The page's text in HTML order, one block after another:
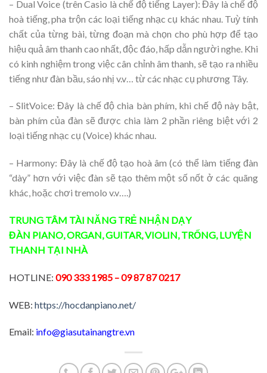
– Dual Voice (trên Casio là chế độ tiếng Layer): Đây là chế độ
hoà tiếng, pha trộn các loại tiếng nhạc cụ khác nhau. Tuỳ tính
chất của từng bài, từng đoạn mà chọn cho phù hợp để tạo
hiệu quả âm thanh cao nhất, độc đáo, hấp dẫn người nghe. Khi
có kinh nghiệm trong việc cân chỉnh âm thanh, sẽ tạo ra nhiều
tiếng như đàn bầu, sáo nhị v.v… từ các nhạc cụ phương Tây.
– SlitVoice: Đây là chế độ chia bàn phím, khi chế độ này bật,
bàn phím của đàn sẽ được chia làm 2 phần riêng biệt với 2
loại tiếng nhạc cụ (Voice) khác nhau.
– Harmony: Đây là chế độ tạo hoà âm (có thể làm tiếng đàn
“dày” hơn với việc đàn sẽ tạo thêm một số nốt ở các quãng
khác, hoặc chơi tremolo v.v….)
TRUNG TÂM TÀI NĂNG TRẺ NHẬN DẠY
ĐÀN PIANO,ORGAN,GUITAR,VIOLIN,TRỐNG,LUYỆN
THANH TẠI NHÀ
HOTLINE: 090 333 1985 – 09 87 87 0217
WEB: https://hocdanpiano.net/
Email: info@giasutainangtre.vn